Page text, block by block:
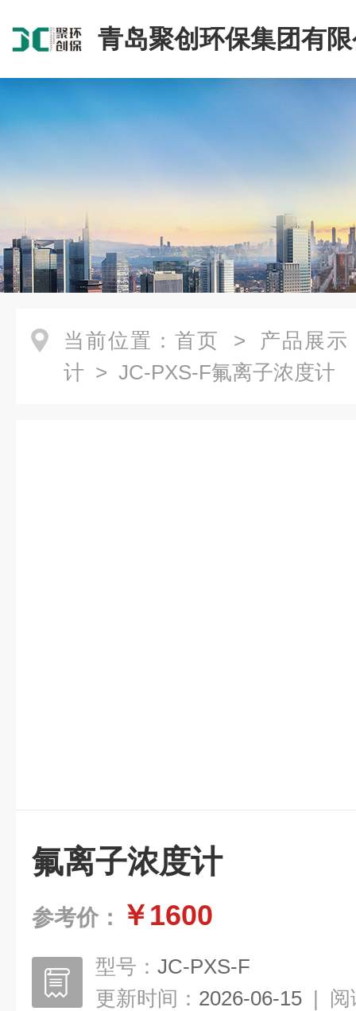
青岛聚创环保集团有
当前位置： 首页 > 产品展示
计 > JC-PXS-F氟离子浓度计
氟离子浓度计
参考价： ￥1600
型号： JC-PXS-F
更新时间： 2026-06-15 | 阅